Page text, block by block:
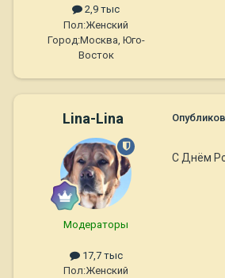
2,9 тыс
Пол:Женский
Город:Москва, Юго-
Восток
Lina-Lina
Модераторы
17,7 тыс
Пол:Женский
С Днём